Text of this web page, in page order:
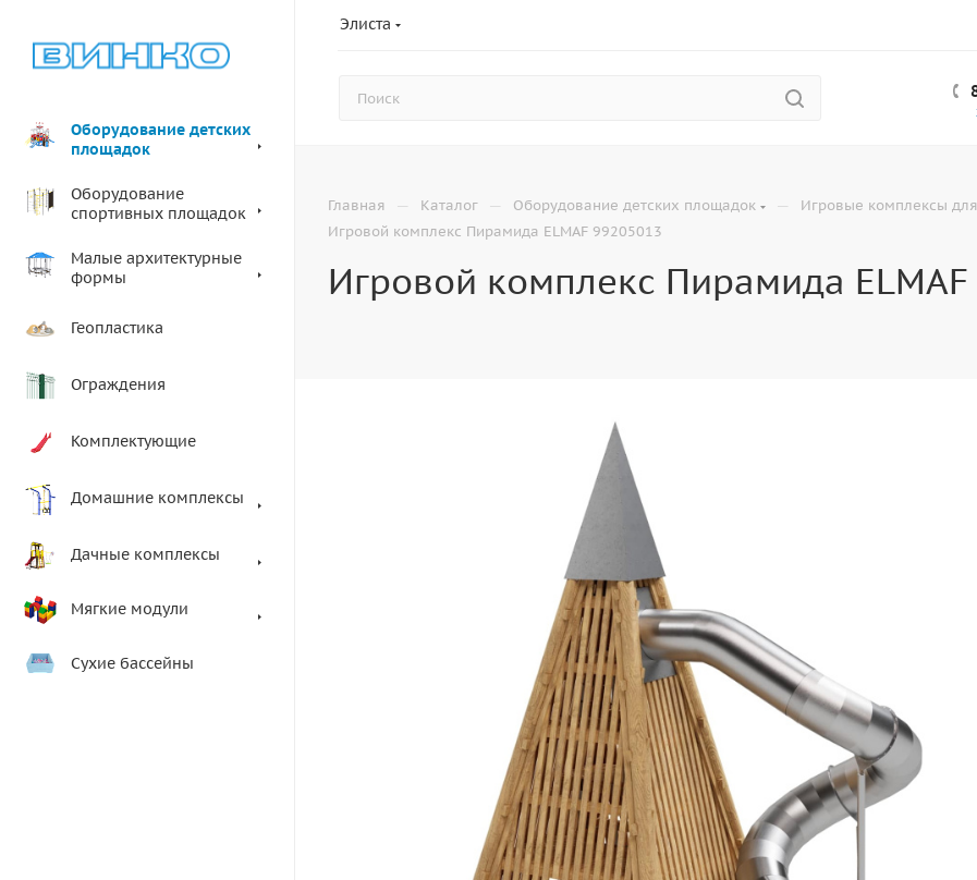
Элиста
Оборудование детских
площадок
Оборудование
спортивных площадок
Малые архитектурные
формы
Геопластика
Ограждения
Комплектующие
Домашние комплексы
Дачные комплексы
Мягкие модули
Сухие бассейны
Главная — Каталог — Оборудование детских площадок — Игровые комплексы
Игровой комплекс Пирамида ELMAF 99205013
Игровой комплекс Пирамида